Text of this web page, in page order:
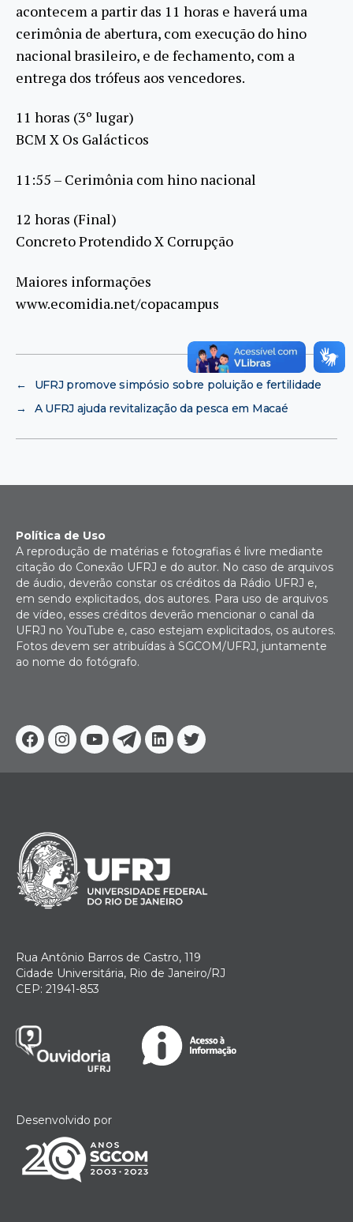
acontecem a partir das 11 horas e haverá uma
cerimônia de abertura, com execução do hino
nacional brasileiro, e de fechamento, com a
entrega dos trófeus aos vencedores.
11 horas (3º lugar)
BCM X Os Galácticos
11:55 – Cerimônia com hino nacional
12 horas (Final)
Concreto Protendido X Corrupção
Maiores informações
www.ecomidia.net/copacampus
←
UFRJ promove simpósio sobre poluição e fertilidade
→
A UFRJ ajuda revitalização da pesca em Macaé
Facebook
Instagram
YoutubeTelegram
Linkedin
Twitter
Política de Uso
A reprodução de matérias e fotografias é livre mediante
citação do Conexão UFRJ e do autor. No caso de arquivos
de áudio, deverão constar os créditos da Rádio UFRJ e,
em sendo explicitados, dos autores. Para uso de arquivos
de vídeo, esses créditos deverão mencionar o canal da
UFRJ no YouTube e, caso estejam explicitados, os autores.
Fotos devem ser atribuídas à SGCOM/UFRJ, juntamente
ao nome do fotógrafo.
Rua Antônio Barros de Castro, 119
Cidade Universitária, Rio de Janeiro/RJ
CEP: 21941-853
Desenvolvido por